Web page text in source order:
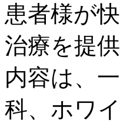
患者様が
治療を提
内容は、
科、ホワ